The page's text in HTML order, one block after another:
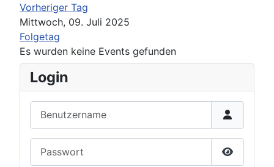
Vorheriger Tag
Mittwoch, 09. Juli 2025
Folgetag
Es wurden keine Events gefunden
Login